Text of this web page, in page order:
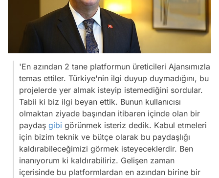
'En azından 2 tane platformun üreticileri Ajansımızla
temas ettiler. Türkiye'nin ilgi duyup duymadığını, bu
projelerde yer almak isteyip istemediğini sordular.
Tabii ki biz ilgi beyan ettik. Bunun kullanıcısı
olmaktan ziyade başından itibaren içinde olan bir
paydaş gibi görünmek isteriz dedik. Kabul etmeleri
için bizim teknik ve bütçe olarak bu paydaşlığı
kaldırabileceğimizi görmek isteyeceklerdir. Ben
inanıyorum ki kaldırabiliriz. Gelişen zaman
içerisinde bu platformlardan en azından birine bir